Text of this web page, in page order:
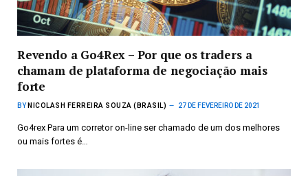
Revendo a Go4Rex – Por que os traders a
chamam de plataforma de negociação mais
forte
BY NICOLASH FERREIRA SOUZA (BRASIL) 27 DE FEVEREIRO DE 2021
Go4rex Para um corretor on-line ser chamado de um dos melhores
ou mais fortes é…